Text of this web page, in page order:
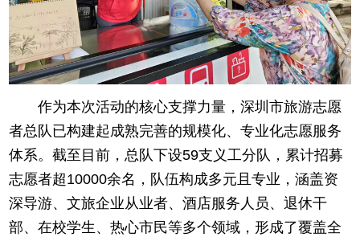
作为本次活动的核心支撑力量，深圳市旅游志愿
者总队已构建起成熟完善的规模化、专业化志愿服务
体系。截至目前，总队下设59支义工分队，累计招募
志愿者超10000余名，队伍构成多元且专业，涵盖资
深导游、文旅企业从业者、酒店服务人员、退休干
部、在校学生、热心市民等多个领域，形成了覆盖全